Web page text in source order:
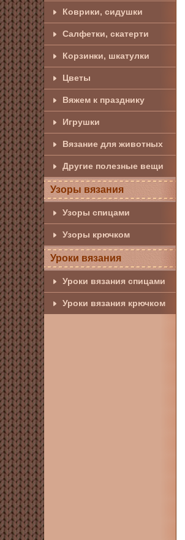
Коврики, сидушки
Салфетки, скатерти
Корзинки, шкатулки
Цветы
Вяжем к празднику
Игрушки
Вязание для животных
Другие полезные вещи
Узоры вязания
Узоры спицами
Узоры крючком
Уроки вязания
Уроки вязания спицами
Уроки вязания крючком